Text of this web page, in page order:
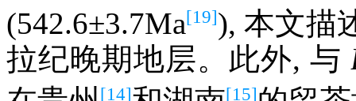
(542.6±3.7Ma[19]), 本文描
拉纪晚期地层。此外, 与
[14] [15]